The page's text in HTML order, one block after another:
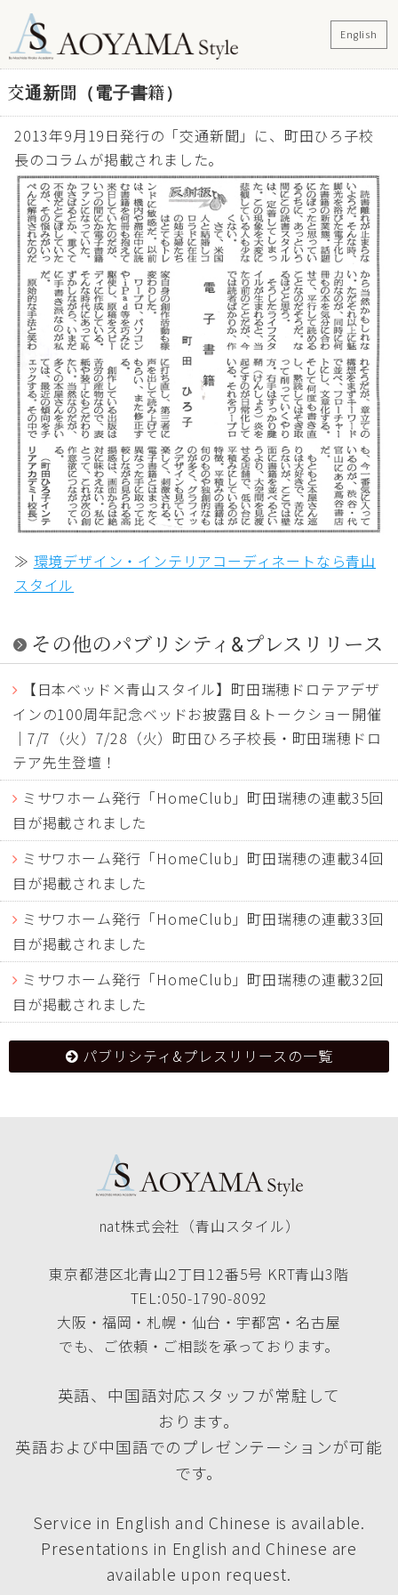
English
交通新聞（電子書籍）
2013年9月19日発行の「交通新聞」に、町田ひろ子校
長のコラムが掲載されました。
≫ 環境デザイン・インテリアコーディネートなら青山
スタイル
その他のパブリシティ&プレスリリース
【日本ベッド×青山スタイル】町田瑞穂ドロテアデザ
インの100周年記念ベッドお披露目＆トークショー開催
｜7/7（火）7/28（火）町田ひろ子校長・町田瑞穂ドロ
テア先生登壇！
ミサワホーム発行「HomeClub」町田瑞穂の連載35回
目が掲載されました
ミサワホーム発行「HomeClub」町田瑞穂の連載34回
目が掲載されました
ミサワホーム発行「HomeClub」町田瑞穂の連載33回
目が掲載されました
ミサワホーム発行「HomeClub」町田瑞穂の連載32回
目が掲載されました
パブリシティ&プレスリリースの一覧
nat株式会社（青山スタイル）
東京都港区北青山2丁目12番5号 KRT青山3階
TEL:050-1790-8092
大阪・福岡・札幌・仙台・宇都宮・名古屋
でも、ご依頼・ご相談を承っております。
英語、中国語対応スタッフが常駐して
おります。
英語および中国語でのプレゼンテーションが可能
です。
Service in English and Chinese is available.
Presentations in English and Chinese are
available upon request.